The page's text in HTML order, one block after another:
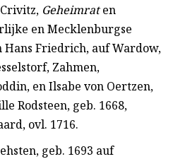
Geheimraten
en Mecklenburgse
Hans Friedrich, auf Wardow,
Zahmen,
en Ilsabe von Oertzen,
Rodsteen, geb. 1668,
ovl. 1716.
geb. 1693 auf